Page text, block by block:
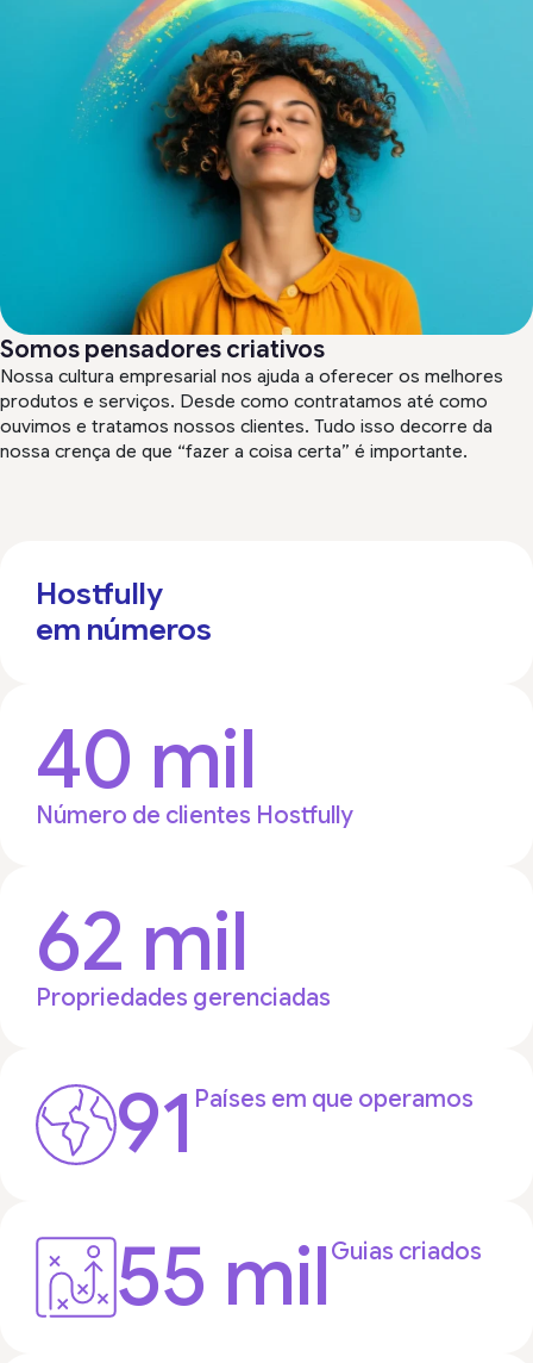
Somos pensadores criativos
Nossa cultura empresarial nos ajuda a oferecer os melhores
produtos e serviços. Desde como contratamos até como
ouvimos e tratamos nossos clientes. Tudo isso decorre da
nossa crença de que “fazer a coisa certa” é importante.
Hostfully
em números
40 mil
Número de clientes Hostfully
62 mil
Propriedades gerenciadas
91 Países em que operamos
55 mil Guias criados